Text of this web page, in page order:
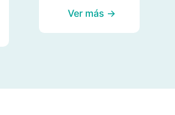
Ver más →